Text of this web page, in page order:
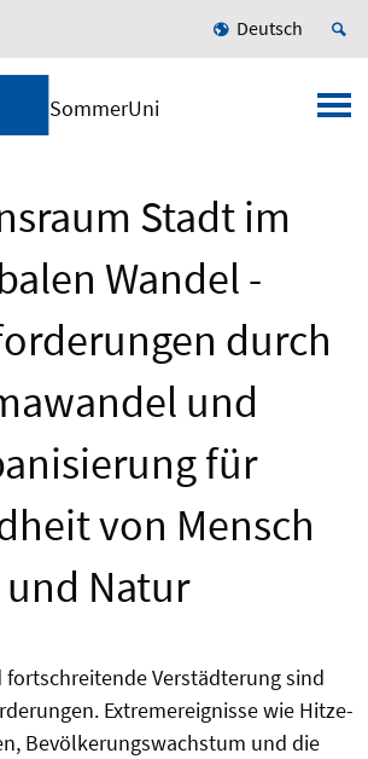
Deutsch
SommerUni
Stadt im
Wandel -
durch
und
für
von Mensch
und Natur
Verstädterung sind
Extremereignisse wie Hitze-
Bevölkerungswachstum und die